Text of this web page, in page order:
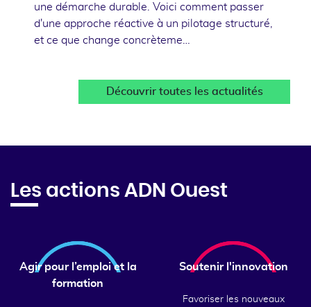
une démarche durable. Voici comment passer
d'une approche réactive à un pilotage structuré,
et ce que change concrèteme…
Découvrir toutes les actualités
Les actions ADN Ouest
Agir pour l’emploi et la
formation
Soutenir l'innovation
Favoriser les nouveaux